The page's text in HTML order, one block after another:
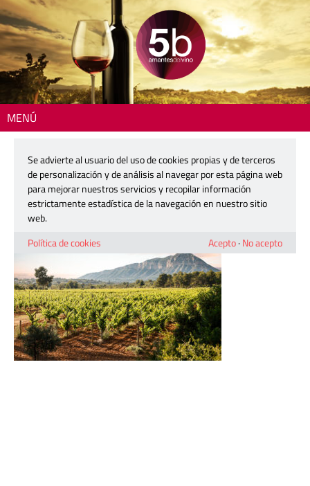
MENÚ
coster-sala-3-1200
29 mayo, 2026
Se advierte al usuario del uso de cookies propias y de terceros
de personalización y de análisis al navegar por esta página web
para mejorar nuestros servicios y recopilar información
estrictamente estadística de la navegación en nuestro sitio
web.
Política de cookies
Acepto· No acepto